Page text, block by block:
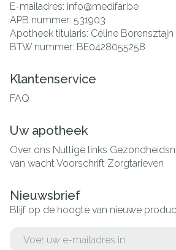
E-mailadres: info@medifar.be
APB nummer: 531903
Apotheek titularis: Céline Borensztajn
BTW nummer: BE0428055258
Klantenservice
FAQ
Uw apotheek
Over ons Nuttige links
van wachtVoorschrift Zorgtarieven
Nieuwsbrief
Blijf op de hoogte van nieuwe